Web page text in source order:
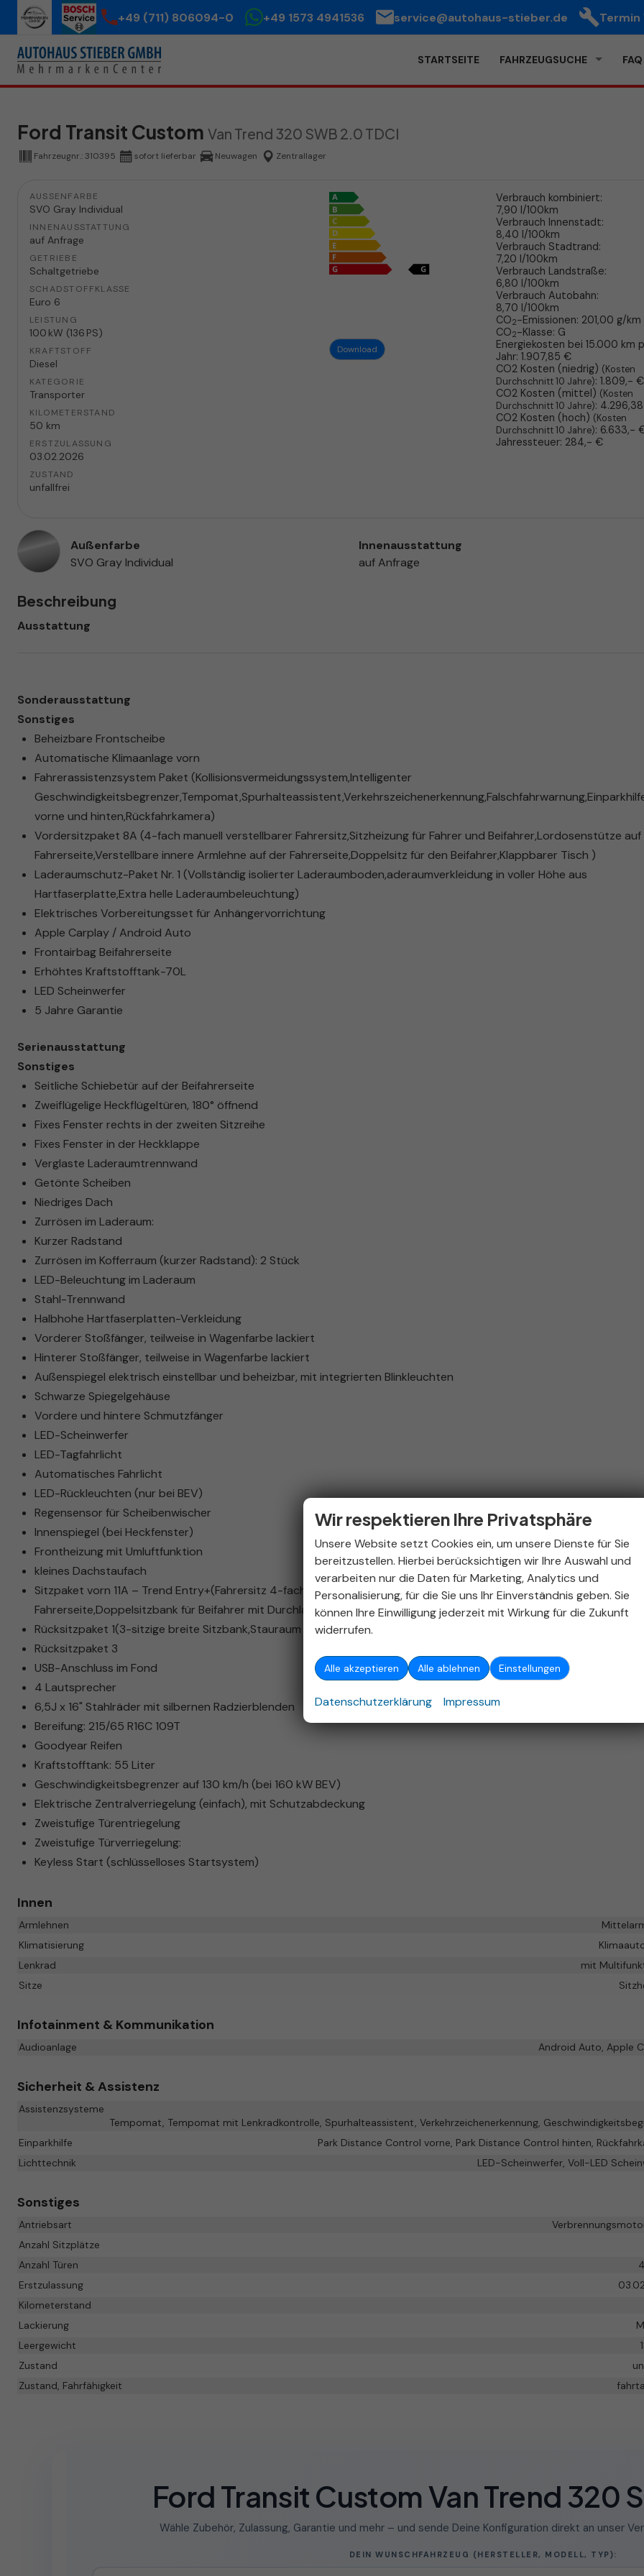
+49 (711) 806094-0 +49 1573 4941536 service@autohaus-stieber.de
STARTSEITE FAHRZEUGSUCHE FAQ
Ford Transit Custom Van Trend 320 SWB 2.0 TDCI
Fahrzeugnr.:310395 sofort lieferbar Neuwagen Zentrallager
AUSSENFARBE
SVO Gray Individual
INNENAUSSTATTUNG
auf Anfrage
GETRIEBE
Schaltgetriebe
SCHADSTOFFKLASSE
Euro 6
LEISTUNG
100 kW (136 PS)
KRAFTSTOFF
Diesel
KATEGORIE
Transporter
KILOMETERSTAND
50 km
ERSTZULASSUNG
03.02.2026
ZUSTAND
unfallfrei
Verbrauch kombiniert:
7,90 l/100km
Verbrauch Innenstadt:
8,40 l/100km
Verbrauch Stadtrand:
7,20 l/100km
Verbrauch Landstraße:
6,80 l/100km
Verbrauch Autobahn:
8,70 l/100km
CO2-Emissionen: 201,00 g/km
CO2-Klasse: G
Download
Energiekosten bei 15.000 km
Jahr: 1.907,85 €
CO2 Kosten (niedrig) (Kosten
Durchschnitt 10 Jahre): 1.809,- €
CO2 Kosten (mittel) (Kosten
Durchschnitt 10 Jahre):
CO2 Kosten (hoch) (Kosten
Durchschnitt 10 Jahre): 6.633,-
Jahressteuer: 284,- €
Außenfarbe
SVO Gray Individual
Innenausstattung
auf Anfrage
Beschreibung
Ausstattung
Sonderausstattung
Sonstiges
Beheizbare Frontscheibe
Automatische Klimaanlage vorn
Fahrerassistenzsystem Paket (Kollisionsvermeidungssystem,Intelligenter
vorne und hinten,Rückfahrkamera)
Vordersitzpaket 8A (4-fach manuell verstellbarer Fahrersitz,Sitzheizung für Fahrer und Beifahrer,Lordosenstütze auf
Fahrerseite,Verstellbare innere Armlehne auf der Fahrerseite,Doppelsitz für den Beifahrer,Klappbarer Tisch )
Laderaumschutz-Paket Nr. 1 (Vollständig isolierter Laderaumboden,aderaumverkleidung in voller Höhe aus
Hartfaserplatte,Extra helle Laderaumbeleuchtung)
Elektrisches Vorbereitungsset für Anhängervorrichtung
Apple Carplay / Android Auto
Frontairbag Beifahrerseite
Erhöhtes Kraftstofftank-70L
LED Scheinwerfer
5 Jahre Garantie
Serienausstattung
Sonstiges
Seitliche Schiebetür auf der Beifahrerseite
Zweiflügelige Heckflügeltüren, 180° öffnend
Fixes Fenster rechts in der zweiten Sitzreihe
Fixes Fenster in der Heckklappe
Verglaste Laderaumtrennwand
Getönte Scheiben
Niedriges Dach
Zurrösen im Laderaum:
Kurzer Radstand
Zurrösen im Kofferraum (kurzer Radstand): 2 Stück
LED-Beleuchtung im Laderaum
Stahl-Trennwand
Halbhohe Hartfaserplatten-Verkleidung
Vorderer Stoßfänger, teilweise in Wagenfarbe lackiert
Hinterer Stoßfänger, teilweise in Wagenfarbe lackiert
Außenspiegel elektrisch einstellbar und beheizbar, mit integrierten Blinkleuchten
Schwarze Spiegelgehäuse
Vordere und hintere Schmutzfänger
LED-Scheinwerfer
LED-Tagfahrlicht
Automatisches Fahrlicht
LED-Rückleuchten (nur bei BEV)
Regensensor für Scheibenwischer
Innenspiegel (bei Heckfenster)
Frontheizung mit Umluftfunktion
kleines Dachstaufach
Sitzpaket vorn 11A – Trend Entry+(Fahrersitz 4-fach manuell einstellbar,Lendenwirbelstütze auf der
Fahrerseite,Doppelsitzbank für Beifahrer mit Durchladeöffnung)
Rücksitzpaket 1(3-sitzige breite Sitzbank,Stauraum unter den Sitzen)
Rücksitzpaket 3
USB-Anschluss im Fond
4 Lautsprecher
6,5J x 16" Stahlräder mit silbernen Radzierblenden
Bereifung: 215/65 R16C 109T
Goodyear Reifen
Kraftstofftank: 55 Liter
Geschwindigkeitsbegrenzer auf 130 km/h (bei 160 kW BEV)
Elektrische Zentralverriegelung (einfach), mit Schutzabdeckung
Zweistufige Türentriegelung
Zweistufige Türverriegelung:
Keyless Start (schlüsselloses Startsystem)
Innen
Armlehnen
Klimatisierung
Lenkrad
mit
Sitze
Infotainment & Kommunikation
Audioanlage Android Auto, Apple
Sicherheit & Assistenz
Assistenzsysteme
Tempomat, Tempomat mit Lenkradkontrolle, Spurhalteassistent, Verkehrzeichenerkennung,
Einparkhilfe
Park Distance Control vorne, Park Distance Control hinten,
Lichttechnik
LED-Scheinwerfer, Voll-LED
Sonstiges
Antriebsart
Anzahl Sitzplätze
Anzahl Türen
Erstzulassung
Kilometerstand
Lackierung
Leergewicht
Zustand
Zustand, Fahrfähigkeit
Ford Transit Custom Van Trend 320
Wähle Zubehör, Zulassung, Garantie und mehr – und sende Deine Konfiguration direkt an unser
DEIN WUNSCHFAHRZEUG (HERSTELLER, MODELL, TYP):
Wir respektieren Ihre Privatsphäre
Unsere Website setzt Cookies ein, um unsere Dienste für Sie
bereitzustellen. Hierbei berücksichtigen wir Ihre Auswahl und
verarbeiten nur die Daten für Marketing, Analytics und
Personalisierung, für die Sie uns Ihr Einverständnis geben. Sie
können Ihre Einwilligung jederzeit mit Wirkung für die Zukunft
widerrufen.
Alle akzeptieren Alle ablehnen Einstellungen
Datenschutzerklärung Impressum